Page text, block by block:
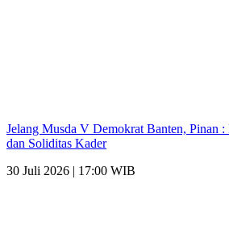
Jelang Musda V Demokrat Banten, Pinan
dan Soliditas Kader
30 Juli 2026 | 17:00 WIB